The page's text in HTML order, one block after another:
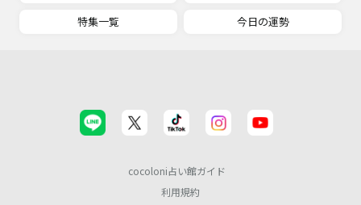
特集一覧
今日の運勢
cocoloni占い館ガイド
利用規約